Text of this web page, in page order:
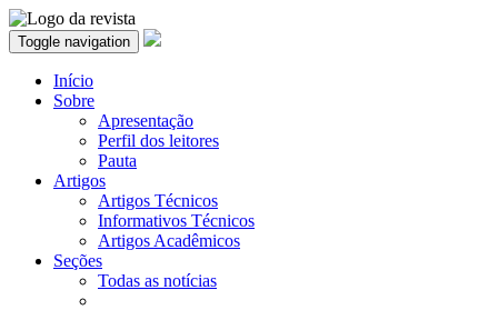
Toggle navigation
Início
Sobre
Apresentação
Perfil dos leitores
Pauta
Artigos
Artigos Técnicos
Informativos Técnicos
Artigos Acadêmicos
Seções
Todas as notícias